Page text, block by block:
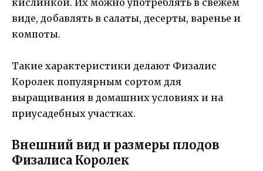
виде, добавлять в салаты, десерты, варенье и
компоты.
Такие характеристики делают Физалис
Королек популярным сортом для
выращивания в домашних условиях и на
приусадебных участках.
Внешний вид и размеры плодов
Физалиса Королек